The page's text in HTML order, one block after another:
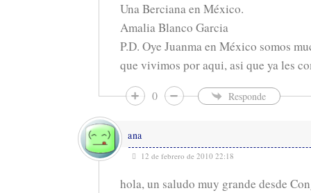
Una Berciana en México.
Amalia Blanco Garcia
P.D. Oye Juanma en México somos
que vivimos por aqui, asi que ya les
0 Responde
ana
12 de febrero de 2010 22:18
hola, un saludo muy grande desde